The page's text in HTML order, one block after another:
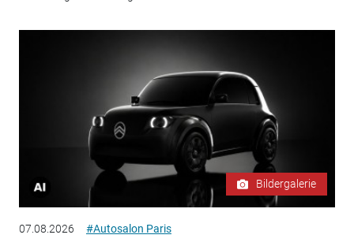
Bildergalerie
07.08.2026 #Autosalon Paris